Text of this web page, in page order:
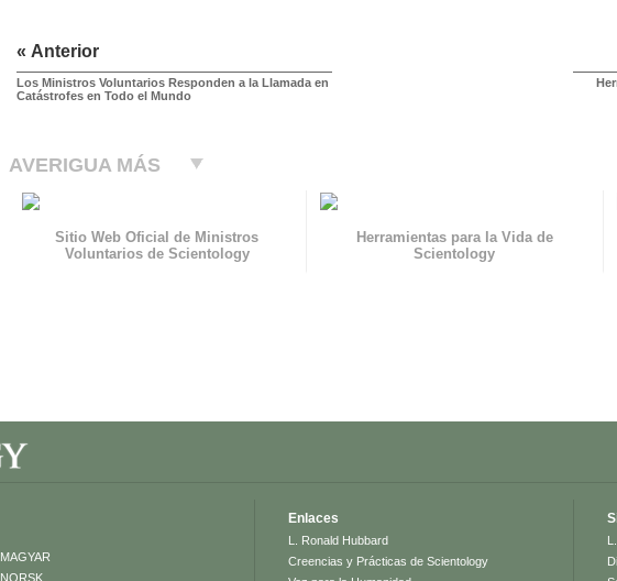
« Anterior
Los Ministros Voluntarios Responden a la Llamada en
Catástrofes en Todo el Mundo
AVERIGUA MÁS
Sitio Web Oficial de Ministros
Voluntarios de Scientology
Herramientas para la Vida de
Scientology
MAGYAR
NORSK
Enlaces
L. Ronald Hubbard
Creencias y Prácticas de Scientology